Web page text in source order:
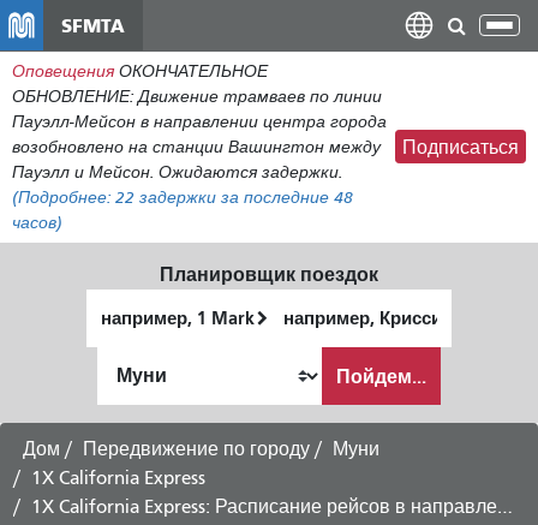
содержанию
SFMTA
Оповещения ОКОНЧАТЕЛЬНОЕ
ОБНОВЛЕНИЕ: Движение трамваев по линии
Пауэлл-Мейсон в направлении центра города
возобновлено на станции Вашингтон между
Пауэлл и Мейсон. Ожидаются задержки.
(Подробнее: 22 задержки за последние 48
часов)
Подписаться
Планировщик поездок
местоположение
окончания
хочу
путешествовать
Пойдем...
Дом Передвижение по городу
Муни
1X California Express
1X California Express: Расписание рейсов в направлении Финансового района